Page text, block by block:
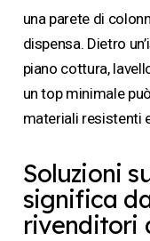
una parete di
dispensa. Dietro
piano cottura,
un top minimale
materiali resistenti
Soluzioni
significa
rivenditori